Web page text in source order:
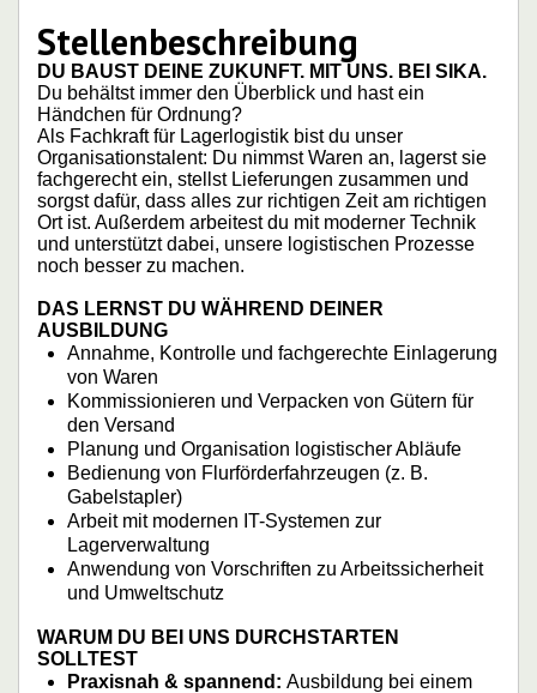
Stellenbeschreibung
DU BAUST DEINE ZUKUNFT. MIT UNS. BEI SIKA.
Du behältst immer den Überblick und hast ein
Händchen für Ordnung?
Als Fachkraft für Lagerlogistik bist du unser
Organisationstalent: Du nimmst Waren an, lagerst sie
fachgerecht ein, stellst Lieferungen zusammen und
sorgst dafür, dass alles zur richtigen Zeit am richtigen
Ort ist. Außerdem arbeitest du mit moderner Technik
und unterstützt dabei, unsere logistischen Prozesse
noch besser zu machen.
DAS LERNST DU WÄHREND DEINER
AUSBILDUNG
Annahme, Kontrolle und fachgerechte Einlagerung
von Waren
Kommissionieren und Verpacken von Gütern für
den Versand
Planung und Organisation logistischer Abläufe
Bedienung von Flurförderfahrzeugen (z. B.
Gabelstapler)
Arbeit mit modernen IT-Systemen zur
Lagerverwaltung
Anwendung von Vorschriften zu Arbeitssicherheit
und Umweltschutz
WARUM DU BEI UNS DURCHSTARTEN
SOLLTEST
Praxisnah & spannend: Ausbildung bei einem